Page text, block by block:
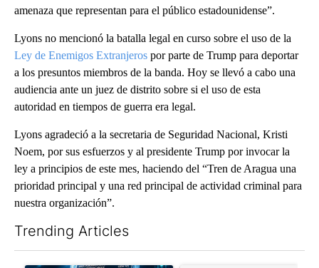
amenaza que representan para el público estadounidense”.
Lyons no mencionó la batalla legal en curso sobre el uso de la
Ley de Enemigos Extranjeros por parte de Trump para deportar
a los presuntos miembros de la banda. Hoy se llevó a cabo una
audiencia ante un juez de distrito sobre si el uso de esta
autoridad en tiempos de guerra era legal.
Lyons agradeció a la secretaria de Seguridad Nacional, Kristi
Noem, por sus esfuerzos y al presidente Trump por invocar la
ley a principios de este mes, haciendo del “Tren de Aragua una
prioridad principal y una red principal de actividad criminal para
nuestra organización”.
Trending Articles